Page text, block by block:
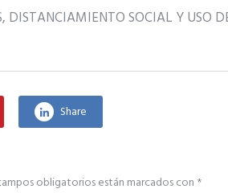
SOCIAL Y USO
Share
obligatorios están marcados con *